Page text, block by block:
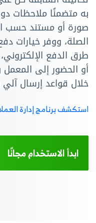
به متضمنًا ملاحظات
صورة أو مستند حسب
الصلة، ووفر خيارات
طرق الدفع
أو الحضور إلى
خلال قواعد إرسال
استكشف برنامج إدارة
ابدأ الاستخدام مجانًا